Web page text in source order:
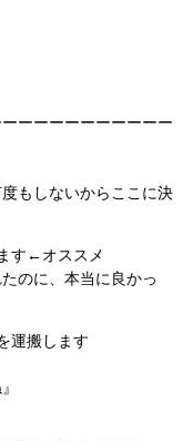
ーーーーーーーーーー
もしないからここに決
す←オススメ
のに、本当に良かっ
運搬します